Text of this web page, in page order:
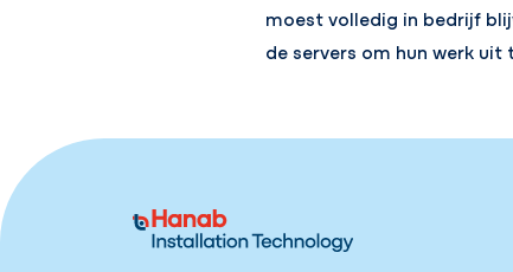
moest volledig in bedrijf
de servers om hun werk uit